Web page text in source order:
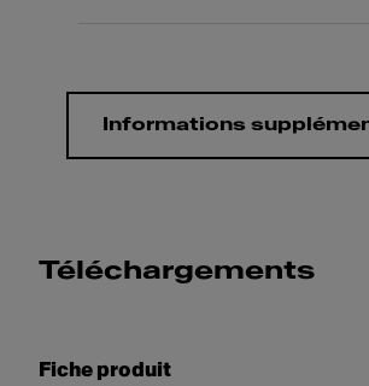
Informations
Téléchargements
Fiche produit